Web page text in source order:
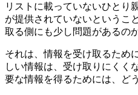
リストに載っていないひとり
が提供されていないというこ
取る側にも少し問題があるの
それは、情報を受け取るため
しい情報は、受け取りにくく
要な情報を得るためには、ど